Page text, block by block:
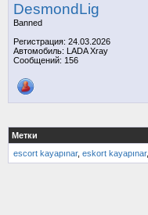
DesmondLig
Banned
Регистрация: 24.03.2026
Автомобиль: LADA Xray
Сообщений: 156
Метки
escort kayapınar, eskort kayapınar,